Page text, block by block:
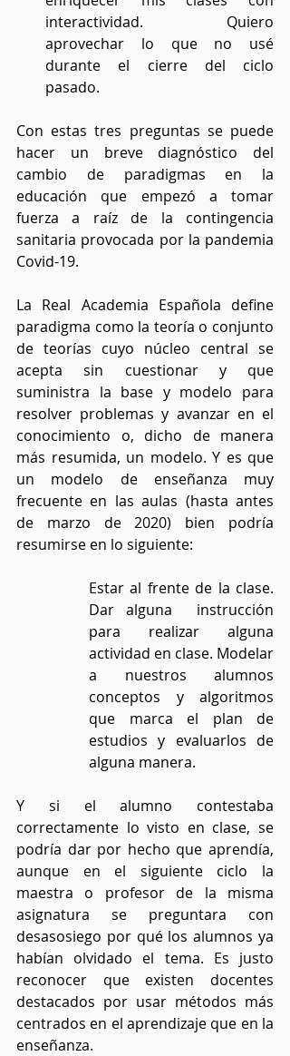
interactividad. Quiero
aprovechar lo que no usé
durante el cierre del ciclo
pasado.
Con estas tres preguntas se puede
hacer un breve diagnóstico del
cambio de paradigmas en la
educación que empezó a tomar
fuerza a raíz de la contingencia
sanitaria provocada por la pandemia
Covid-19.
La Real Academia Española define
paradigma como la teoría o conjunto
de teorías cuyo núcleo central se
acepta sin cuestionar y que
suministra la base y modelo para
resolver problemas y avanzar en el
conocimiento o, dicho de manera
más resumida, un modelo. Y es que
un modelo de enseñanza muy
frecuente en las aulas (hasta antes
de marzo de 2020) bien podría
resumirse en lo siguiente:
Estar al frente de la clase.
Dar alguna  instrucción
para realizar alguna
actividad en clase. Modelar
a nuestros alumnos
conceptos y algoritmos
que marca el plan de
estudios y evaluarlos de
alguna manera.
Y si el alumno contestaba
correctamente lo visto en clase, se
podría dar por hecho que aprendía,
aunque en el siguiente ciclo la
maestra o profesor de la misma
asignatura se preguntara con
desasosiego por qué los alumnos ya
habían olvidado el tema. Es justo
reconocer que existen docentes
destacados por usar métodos más
centrados en el aprendizaje que en la
enseñanza.